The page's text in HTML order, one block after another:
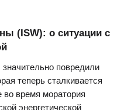
(ISW): о ситуации с
повредили
теперь сталкивается
время моратория
энергетической